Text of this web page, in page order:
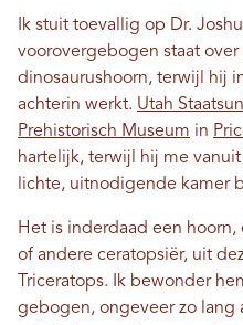
Ik stuit toevallig op Dr.
voorovergebogen staat
dinosaurushoorn, terwijl hij
achterin werkt. Utah
Prehistorisch Museum in
hartelijk, terwijl hij me
lichte, uitnodigende kamer
Het is inderdaad een
of andere ceratopsiër, uit
Triceratops. Ik bewonder
gebogen, ongeveer zo lang